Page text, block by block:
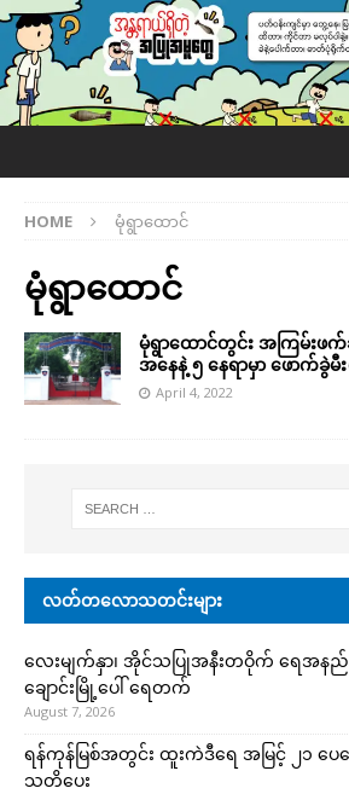
HOME မုံရွာထောင်
မုံရွာထောင်
မုံရွာထောင်တွင်း အကြမ်း
အနေနဲ့ ၅ နေရာမှာ ဖောက်ခွဲမီ
April 4, 2022
လတ်တလောသတင်းများ
လေးမျက်နှာ၊ အိုင်သပြုအနီးတဝိုက် ရေအနည်း
ချောင်းမြို့ပေါ် ရေတက်
August 7, 2026
ရန်ကုန်မြစ်အတွင်း ထူးကဲဒီရေ အ​မြင့် ၂၁
သတိပေး